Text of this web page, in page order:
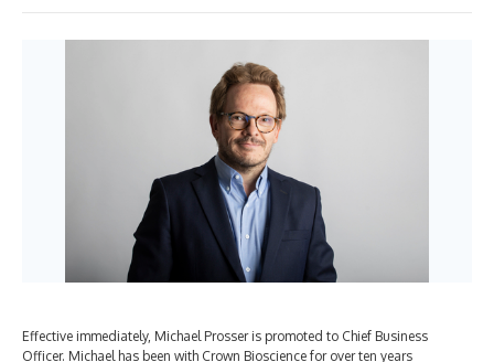
Effective immediately, Michael Prosser is promoted to Chief Business
Officer. Michael has been with Crown Bioscience for over ten years